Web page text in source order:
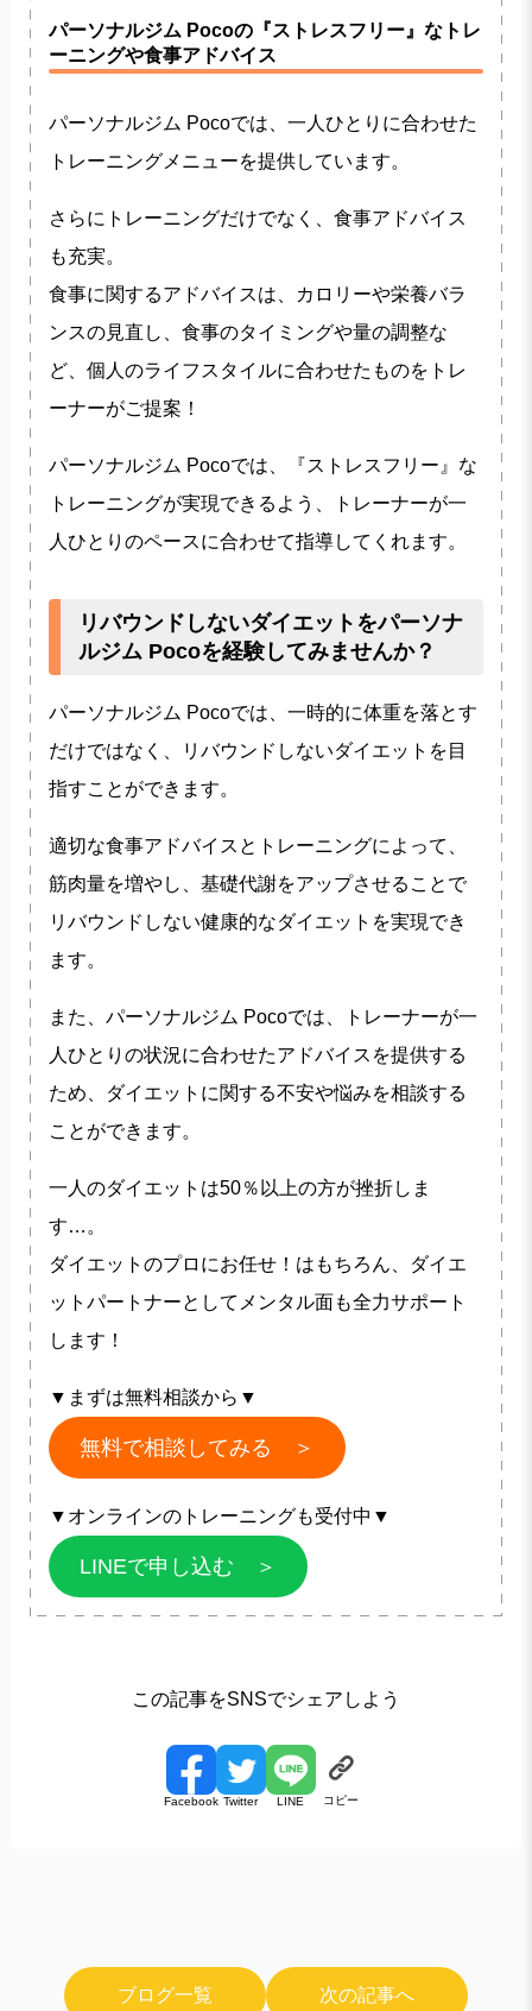
パーソナルジム Pocoの『ストレスフリー』なトレ
ーニングや食事アドバイス
パーソナルジム Pocoでは、一人ひとりに合わせた
トレーニングメニューを提供しています。
さらにトレーニングだけでなく、食事アドバイス
も充実。
食事に関するアドバイスは、カロリーや栄養バラ
ンスの見直し、食事のタイミングや量の調整な
ど、個人のライフスタイルに合わせたものをトレ
ーナーがご提案！
パーソナルジム Pocoでは、『ストレスフリー』な
トレーニングが実現できるよう、トレーナーが一
人ひとりのペースに合わせて指導してくれます。
リバウンドしないダイエットをパーソナ
ルジム Pocoを経験してみませんか？
パーソナルジム Pocoでは、一時的に体重を落とす
だけではなく、リバウンドしないダイエットを目
指すことができます。
適切な食事アドバイスとトレーニングによって、
筋肉量を増やし、基礎代謝をアップさせることで
リバウンドしない健康的なダイエットを実現でき
ます。
また、パーソナルジム Pocoでは、トレーナーが一
人ひとりの状況に合わせたアドバイスを提供する
ため、ダイエットに関する不安や悩みを相談する
ことができます。
一人のダイエットは50％以上の方が挫折しま
す…。
ダイエットのプロにお任せ！はもちろん、ダイエ
ットパートナーとしてメンタル面も全力サポート
します！
▼まずは無料相談から▼
無料で相談してみる ＞
▼オンラインのトレーニングも受付中▼
LINEで申し込む ＞
この記事をSNSでシェアしよう
Facebook Twitter LINE コピー
ブログ一覧 次の記事へ